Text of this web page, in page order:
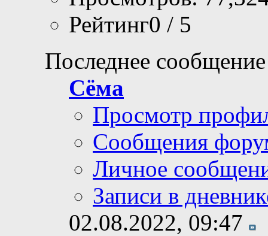
Рейтинг0 / 5
Последнее
Сёма
Просмотр
Сообщения
Личное
Записи в
02.08.2022, 09:47